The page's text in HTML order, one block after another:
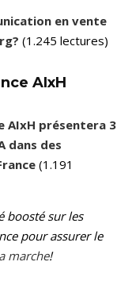
en vente
(1.245 lectures)
AIxH
AIxH présentera 3
dans des
(1.191
boosté sur les
pour assurer le
marche!